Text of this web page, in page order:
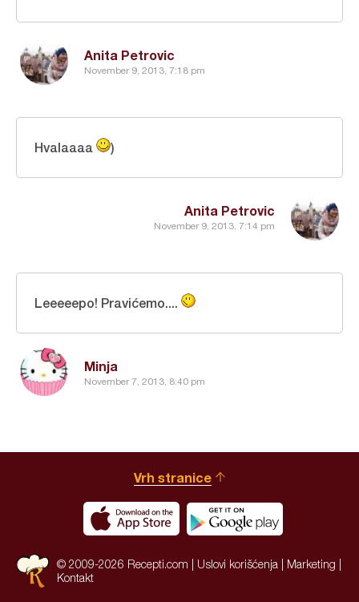
Anita Petrovic
November 9, 2013, 7:18 pm
Anita Petrovic
November 9, 2013, 7:14 pm
Hvalaaaa )
Minja
November 7, 2013, 8:40 pm
Leeeeepo! Pravićemo....
Vrh stranice
© 2009-2026 Recepti.com | Uslovi korišćenja Marketing
Kontakt